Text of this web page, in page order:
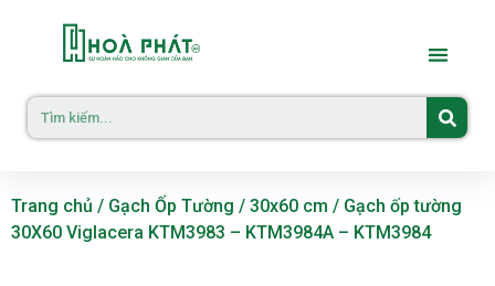
Trang chủ / Gạch Ốp Tường / 30x60 cm / Gạch ốp tường
30X60 Viglacera KTM3983 – KTM3984A – KTM3984